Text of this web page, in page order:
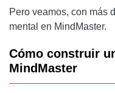
Pero veamos, con más
mental en MindMaster.
Cómo construir
MindMaster